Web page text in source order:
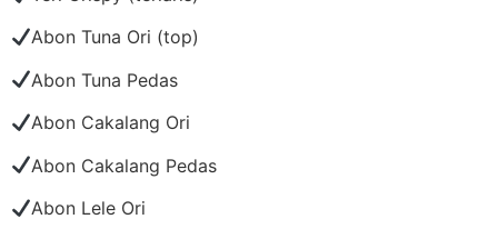
Abon Tuna Ori (top)
Abon Tuna Pedas
Abon Cakalang Ori
Abon Cakalang Pedas
Abon Lele Ori